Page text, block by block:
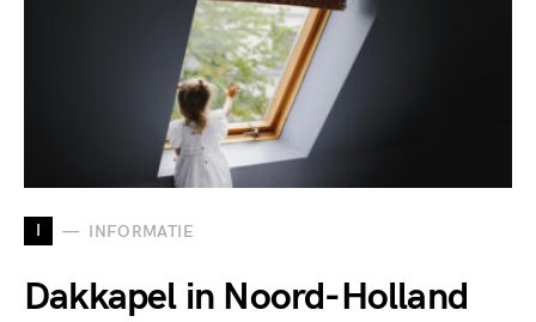
I INFORMATIE
Dakkapel in Noord-Holland